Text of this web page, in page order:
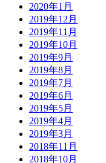
2020年1月
2019年12月
2019年11月
2019年10月
2019年9月
2019年8月
2019年7月
2019年6月
2019年5月
2019年4月
2019年3月
2018年11月
2018年10月